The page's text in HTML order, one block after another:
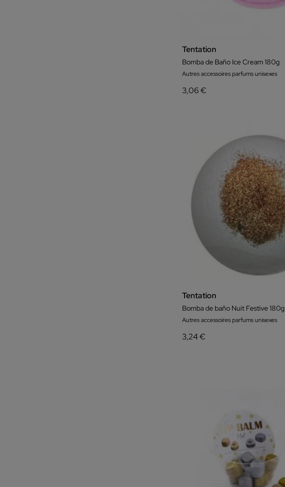
Tentation
Bomba de Baño Ice Cream 180g
Autres accessoires parfums unisexes
3,06 €
Tentation
Bomba de baño Nuit Festive 180g
Autres accessoires parfums unisexes
3,24 €